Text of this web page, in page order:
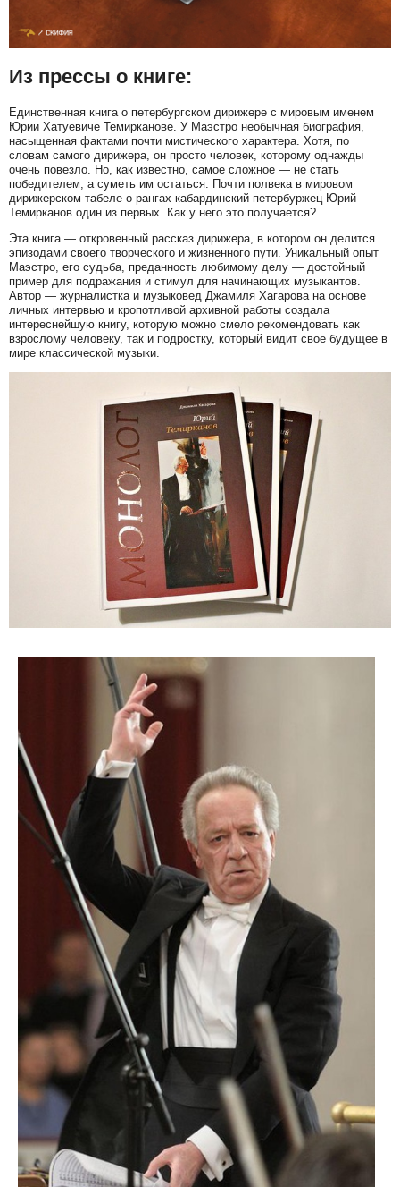
Из прессы о книге:
Единственная книга о петербургском дирижере с мировым именем
Юрии Хатуевиче Темирканове. У Маэстро необычная биография,
насыщенная фактами почти мистического характера. Хотя, по
словам самого дирижера, он просто человек, которому однажды
очень повезло. Но, как известно, самое сложное — не стать
победителем, а суметь им остаться. Почти полвека в мировом
дирижерском табеле о рангах кабардинский петербуржец Юрий
Темирканов один из первых. Как у него это получается?
Эта книга — откровенный рассказ дирижера, в котором он делится
эпизодами своего творческого и жизненного пути. Уникальный опыт
Маэстро, его судьба, преданность любимому делу — достойный
пример для подражания и стимул для начинающих музыкантов.
Автор — журналистка и музыковед Джамиля Хагарова на основе
личных интервью и кропотливой архивной работы создала
интереснейшую книгу, которую можно смело рекомендовать как
взрослому человеку, так и подростку, который видит свое будущее в
мире классической музыки.